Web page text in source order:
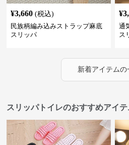
¥3,660 (税込)
民族柄編み込みストラップ麻底
スリッパ
¥
通
ス
新着アイテムの
スリッパトイレのおすすめアイテ